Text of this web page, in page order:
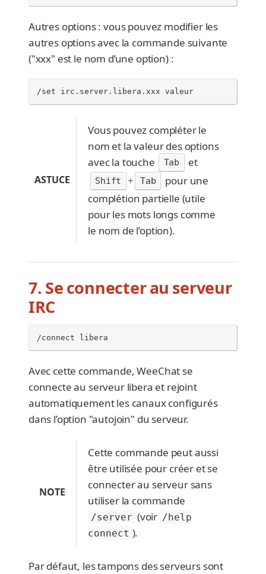
Autres options : vous pouvez modifier les
autres options avec la commande suivante
("xxx" est le nom d’une option) :
/set irc.server.libera.xxx valeur
ASTUCE
Vous pouvez compléter le
nom et la valeur des options
avec la touche
Tab et
Shift + Tab
pour une
complétion partielle (utile
pour les mots longs comme
le nom de l’option).
7. Se connecter au serveur
IRC
/connect libera
Avec cette commande, WeeChat se
connecte au serveur libera et rejoint
automatiquement les canaux configurés
dans l’option "autojoin" du serveur.
NOTE
Cette commande peut aussi
être utilisée pour créer et se
connecter au serveur sans
utiliser la commande
/server (voir /help
connect ).
Par défaut, les tampons des serveurs sont